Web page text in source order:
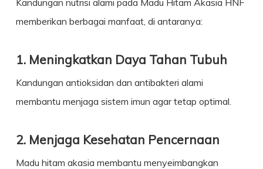
Kandungan nutrisi alami pada Madu Hitam Akasia HNF
memberikan berbagai manfaat, di antaranya:
1. Meningkatkan Daya Tahan Tubuh
Kandungan antioksidan dan antibakteri alami
membantu menjaga sistem imun agar tetap optimal.
2. Menjaga Kesehatan Pencernaan
Madu hitam akasia membantu menyeimbangkan